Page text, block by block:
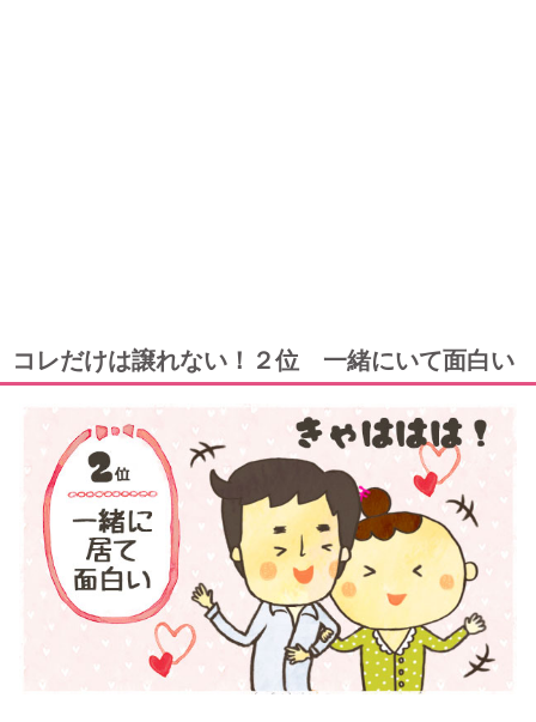
コレだけは譲れない！２位 一緒にいて面白い